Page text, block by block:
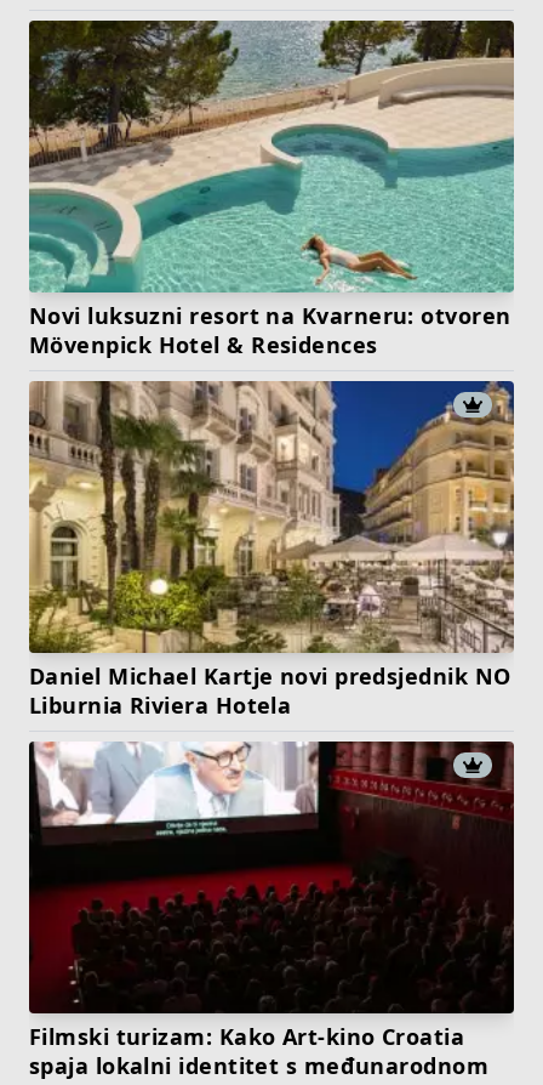
Novi luksuzni resort na Kvarneru: otvoren
Mövenpick Hotel & Residences
Daniel Michael Kartje novi predsjednik NO
Liburnia Riviera Hotela
Filmski turizam: Kako Art-kino Croatia
spaja lokalni identitet s međunarodnom